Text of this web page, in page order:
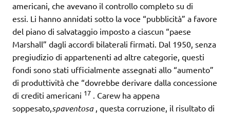
americani, che avevano il controllo completo su di
essi. Li hanno annidati sotto la voce “pubblicità” a favore
del piano di salvataggio imposto a ciascun “paese
Marshall” dagli accordi bilaterali firmati. Dal 1950, senza
pregiudizio di appartenenti ad altre categorie, questi
fondi sono stati ufficialmente assegnati allo “aumento”
di produttività che “dovrebbe derivare dalla concessione
di crediti americani 17 . Carew ha appena
soppesato,spaventosa, questa corruzione, il risultato di